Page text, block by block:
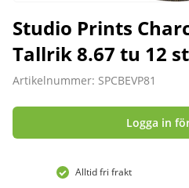
Studio Prints
Tallrik 8.67 tu 12 st
Artikelnummer: SPCBEVP81
Logga in
Alltid fri frakt